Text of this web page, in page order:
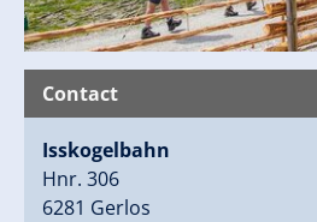
Contact
Isskogelbahn
Hnr. 306
6281 Gerlos